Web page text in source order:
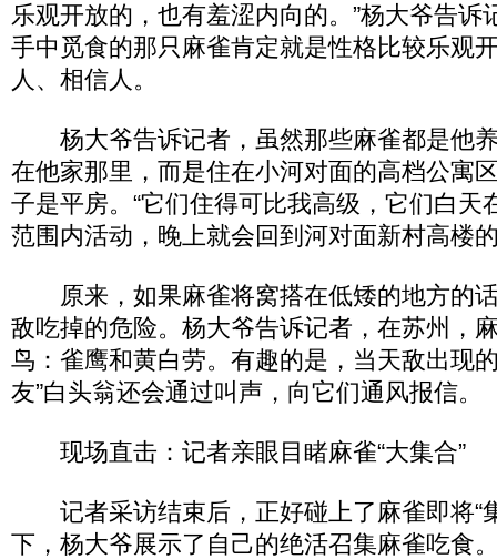
乐观开放的，也有羞涩内向的。”杨大爷告诉
手中觅食的那只麻雀肯定就是性格比较乐观
人、相信人。
杨大爷告诉记者，虽然那些麻雀都是他
在他家那里，而是住在小河对面的高档公寓
子是平房。“它们住得可比我高级，它们白天
范围内活动，晚上就会回到河对面新村高楼的
原来，如果麻雀将窝搭在低矮的地方的
敌吃掉的危险。杨大爷告诉记者，在苏州，
鸟：雀鹰和黄白劳。有趣的是，当天敌出现
友”白头翁还会通过叫声，向它们通风报信。
现场直击：记者亲眼目睹麻雀“大集合”
记者采访结束后，正好碰上了麻雀即将“
下，杨大爷展示了自己的绝活召集麻雀吃食